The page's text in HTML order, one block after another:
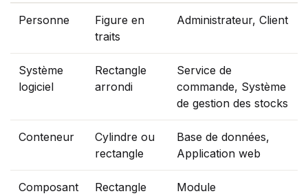
Personne
Figure en
traits
Administrateur, Client
Système
logiciel
Rectangle
arrondi
Service de
commande, Système
de gestion des stocks
Conteneur
Cylindre ou
rectangle
Base de données,
Application web
Composant
Rectangle
Module